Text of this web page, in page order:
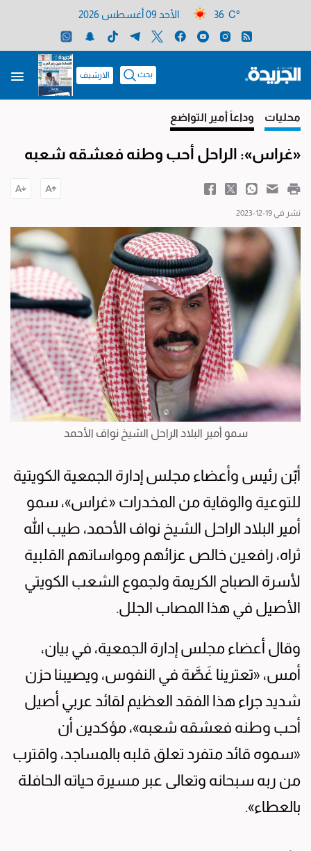
36 C° الأحد 09 أغسطس 2026
بحث الارشيف
محليات وداعاً أمير التواضع
«غراس»: الراحل أحب وطنه فعشقه شعبه
نشر في 19-12-2023
سمو أمير البلاد الراحل الشيخ نواف الأحمد
أبّن رئيس وأعضاء مجلس إدارة الجمعية الكويتية
للتوعية والوقاية من المخدرات «غراس»، سمو
أمير البلاد الراحل الشيخ نواف الأحمد، طيب الله
ثراه، رافعين خالص عزائهم ومواساتهم القلبية
لأسرة الصباح الكريمة ولجموع الشعب الكويتي
الأصيل في هذا المصاب الجلل.
وقال أعضاء مجلس إدارة الجمعية، في بيان،
أمس، «تعترينا غَصَّة في النفوس، ويصيبنا حزن
شديد جراء هذا الفقد العظيم لقائد عربي أصيل
أحب وطنه فعشقه شعبه»، مؤكدين أن
«سموه قائد متفرد تعلق قلبه بالمساجد، واقترب
من ربه سبحانه وتعالى عبر مسيرة حياته الحافلة
بالعطاء».